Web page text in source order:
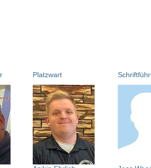
Platzwart